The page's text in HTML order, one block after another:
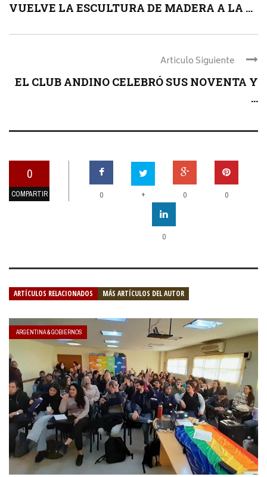
VUELVE LA ESCULTURA DE MADERA A LA ...
Articulo Siguiente
EL CLUB ANDINO CELEBRÓ SUS NOVENTA Y
...
0
COMPARTIR 0 + 0 0
0
ARTÍCULOS RELACIONADOS MÁS ARTÍCULOS DEL AUTOR
ARGENTINA & GOBIERNOS